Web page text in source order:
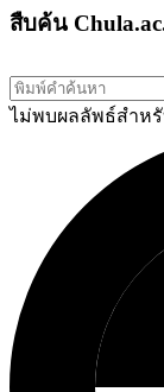
สืบค้น
ไม่พบผลลัพธ์สำห